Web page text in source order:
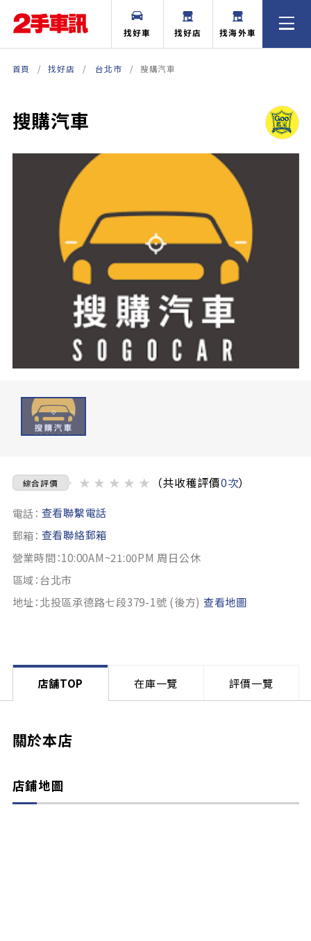
找好車 找好店 找海外車
首頁 找好店 台北市 搜購汽車
搜購汽車
綜合評價 ★ ★ ★ ★ ★ （共收穫評價0次）
電話： 查看聯繫電話
郵箱： 查看聯絡郵箱
營業時間：10:00AM~21:00PM 周日公休
區域：台北市
地址：北投區承德路七段379-1號 (後方) 查看地圖
店舗TOP 在庫一覽 評價一覽
關於本店
店鋪地圖